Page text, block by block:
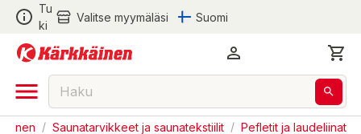
Tu
ki
Valitse myymäläsi Suomi
/ Saunatarvikkeet ja saunatekstiilit / Pefletit ja laudeliinat